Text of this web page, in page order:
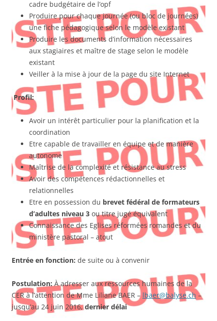
cadre budgétaire de l’opf
Produire pour chaque journée (ou bloc de journées)
une fiche pédagogique selon le modèle existant
Produire les documents d’information nécessaires
aux stagiaires et maître de stage selon le modèle
existant
Veiller à la mise à jour de la page du site Internet
Profil:
Avoir un intérêt particulier pour la planification et la
coordination
Etre capable de travailler en équipe et de manière
autonome
Maîtrise de la complexité et résistance au stress
Avoir des compétences rédactionnelles et
relationnelles
Etre en possession du brevet fédéral de formateurs
d’adultes niveau 3 ou titre jugé équivalent
Connaissance des Eglises réformées romandes et du
ministère pastoral – atout
Entrée en fonction: de suite ou à convenir
Postulation:À adresser aux ressources humaines de la
CER à l’attention de Mme Liliane BAER – lbaer@balyse.ch –
jusqu’au 24 juin 2016,dernier délai